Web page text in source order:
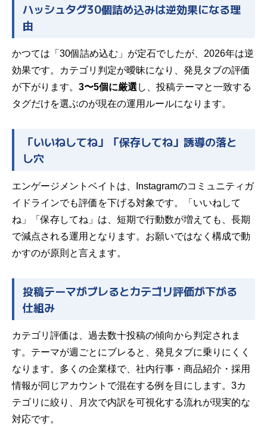
ハッシュタグ30個詰め込みは逆効果になる理
由
かつては「30個詰め込む」が定石でしたが、2026年は逆
効果です。カテゴリ判定が曖昧になり、発見タブの評価
が下がります。 3〜5個に厳選 し、投稿テーマと一致する
タグだけを選ぶのが現在の運用ルールになります。
「いいねしてね」「保存してね」誘導の落と
し穴
エンゲージメントベイトは、Instagramのコミュニティガ
イドラインでも評価を下げる対象です。「いいねして
ね」「保存してね」は、短期で行動数が増えても、長期
で減点される運用となります。お願いではなく構成で動
かすのが原則と言えます。
投稿テーマがブレるとカテゴリ評価が下がる
仕組み
カテゴリ評価は、過去数十投稿の傾向から判定されま
す。テーマが週ごとにブレると、発見タブに乗りにくく
なります。多くの企業様で、社内行事・商品紹介・採用
情報が同じアカウントで混在する例を目にします。3カ
テゴリに絞り、月次で内訳を可視化する流れが現実的な
対応です。